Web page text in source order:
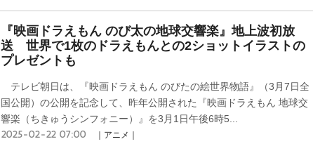
『映画ドラえもん のび太の地球交響楽』地上波初放
送 世界で1枚のドラえもんとの2ショットイラストの
プレゼントも
テレビ朝日は、『映画ドラえもん のびたの絵世界物語』（3月7日全
国公開）の公開を記念して、昨年公開された『映画ドラえもん 地球交
響楽（ちきゅうシンフォニー）』を3月1日午後6時5...
2025-02-22 07:00 ｜アニメ｜